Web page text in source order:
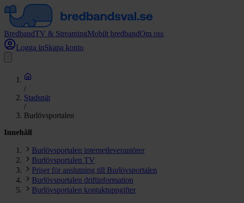
BredbandTV & StreamingMobilt bredbandOm oss
Logga inSkapa konto
/
Stadsnät
/
Burlövsportalen
Innehåll
Burlövsportalen internetleverantörer
Burlövsportalen TV
Priser för anslutning till Burlövsportalen
Burlövsportalen driftinformation
Burlövsportalen kontaktuppgifter